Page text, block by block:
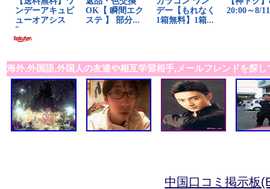
海外,外国語,外国人の友達や相互学習相手,メールフレンドを探し
中国口コミ掲示板